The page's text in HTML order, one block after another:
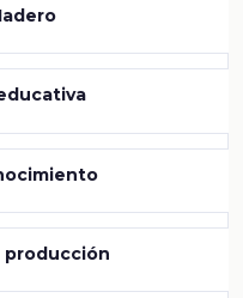
producción